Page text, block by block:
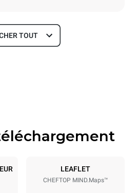
Dimensions
de la plaque
GN 1/1
TOUT
LEAFLET
CHEFTOP MIND.Maps™